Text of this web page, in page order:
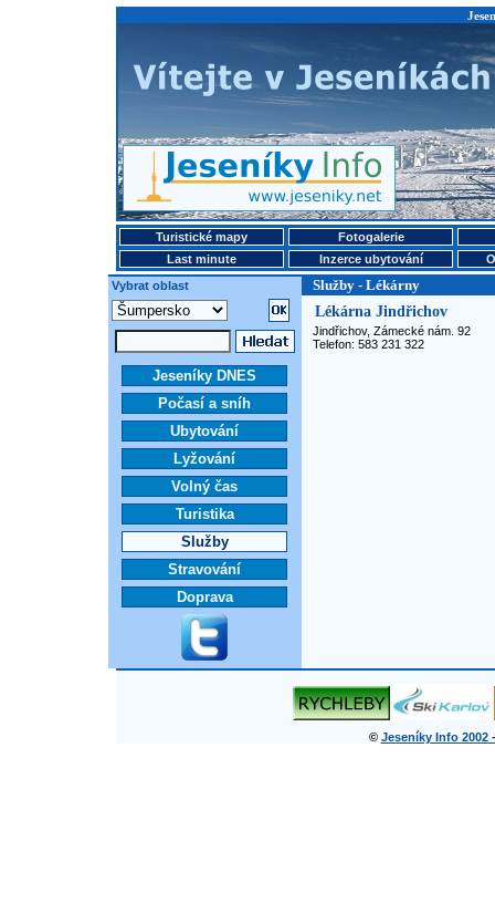
Turistické mapy
Fotogalerie
Last minute
Inzerce ubytování
Vybrat oblast
Služby - Lékárny
Jeseníky DNES
Počasí a sníh
Ubytování
Lyžování
Volný čas
Turistika
Služby
Stravování
Doprava
Lékárna Jindřichov
Jindřichov, Zámecké nám. 92
Telefon: 583 231 322
© Jeseníky Info 2002